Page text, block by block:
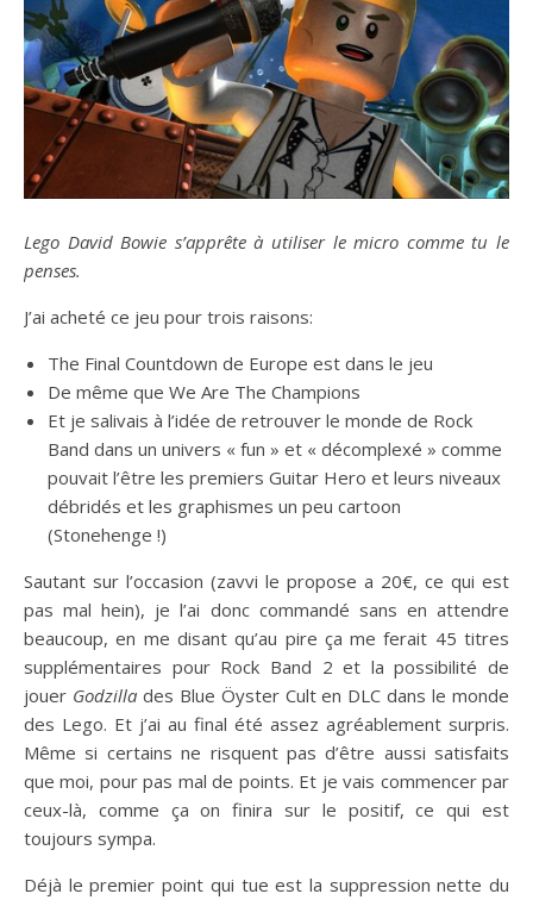
Lego David Bowie s’apprête à utiliser le micro comme tu le
penses.
J’ai acheté ce jeu pour trois raisons:
The Final Countdown de Europe est dans le jeu
De même que We Are The Champions
Et je salivais à l’idée de retrouver le monde de Rock
Band dans un univers « fun » et « décomplexé » comme
pouvait l’être les premiers Guitar Hero et leurs niveaux
débridés et les graphismes un peu cartoon
(Stonehenge !)
Sautant sur l’occasion (zavvi le propose a 20€, ce qui est
pas mal hein), je l’ai donc commandé sans en attendre
beaucoup, en me disant qu’au pire ça me ferait 45 titres
supplémentaires pour Rock Band 2 et la possibilité de
jouer Godzillades Blue Öyster Cult en DLC dans le monde
des Lego. Et j’ai au final été assez agréablement surpris.
Même si certains ne risquent pas d’être aussi satisfaits
que moi, pour pas mal de points. Et je vais commencer par
ceux-là, comme ça on finira sur le positif, ce qui est
toujours sympa.
Déjà le premier point qui tue est la suppression nette du